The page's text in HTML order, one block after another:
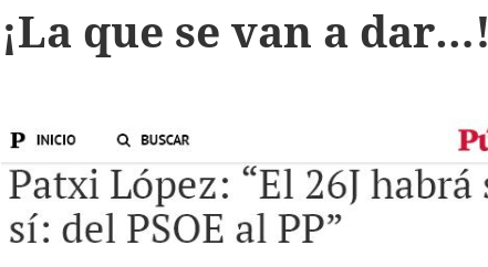
¡La que se van a dar…!